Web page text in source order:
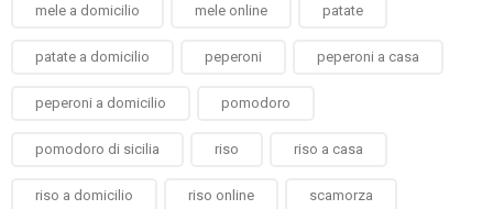
mele a domicilio mele online patate
patate a domicilio peperoni peperoni a casa
peperoni a domicilio pomodoro
pomodoro di sicilia riso riso a casa
riso a domicilio riso online scamorza